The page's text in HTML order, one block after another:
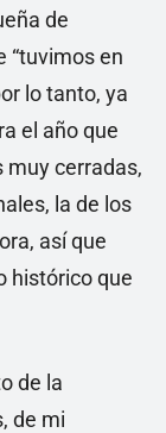
de
“tuvimos en
lo tanto, ya
el año que
muy cerradas,
la de los
así que
histórico que
de la
de mi